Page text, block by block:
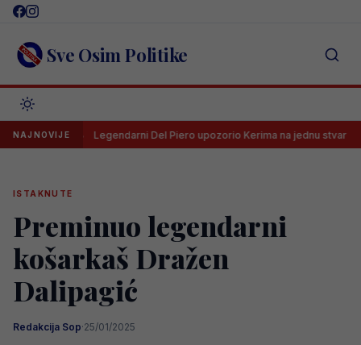
Skip
content Sve Osim Politike
NAJNOVIJE
Legendarni Del Piero upozorio Kerima na jednu stvar UEFA
ISTAKNUTE
Preminuo legendarni
košarkaš Dražen
Dalipagić
Redakcija Sop·25/01/2025